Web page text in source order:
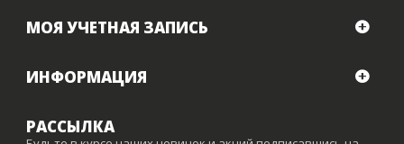
МОЯ УЧЕТНАЯ ЗАПИСЬ
ИНФОРМАЦИЯ
РАССЫЛКА